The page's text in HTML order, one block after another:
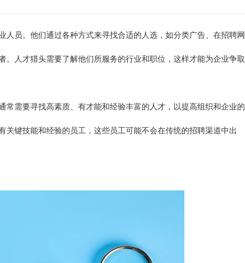
人员。他们通过各种方式来寻找合适的人选，如分类广告、在招聘网
。人才猎头需要了解他们所服务的行业和职位，这样才能为企业争取
常需要寻找高素质、有才能和经验丰富的人才，以提高组织和企业的
关键技能和经验的员工，这些员工可能不会在传统的招聘渠道中出